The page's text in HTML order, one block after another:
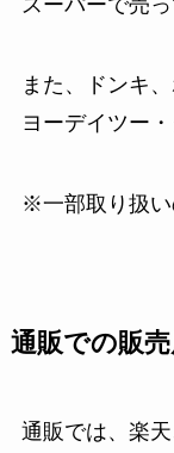
また、ドンキ
ヨーデイツー
※一部取り扱い
通販での販
通販では、楽